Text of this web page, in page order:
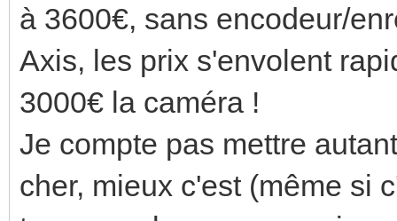
à 3600€, sans encodeur/
Axis, les prix s'envolent
3000€ la caméra !
Je compte pas mettre
cher, mieux c'est (même si